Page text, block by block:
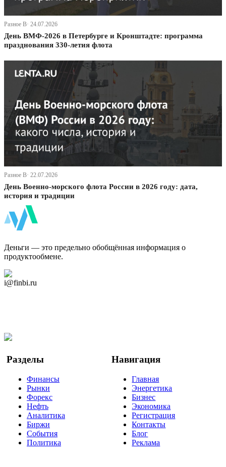
Разное В· 24.07.2026
День ВМФ-2026 в Петербурге и Кронштадте: программа
празднования 330-летия флота
Разное В· 22.07.2026
День Военно-морского флота России в 2026 году: дата,
история и традиции
Деньги — это предельно обобщённая информация о
продуктообмене.
i@finbi.ru
Разделы
Финансы
Рынки
Форекс
Нефть
Аналитика
Биржи
События
Политика
Навигация
Главная
Энергетика
Бизнес
Экономика
Регистрация
Контакты
Блог
Реклама